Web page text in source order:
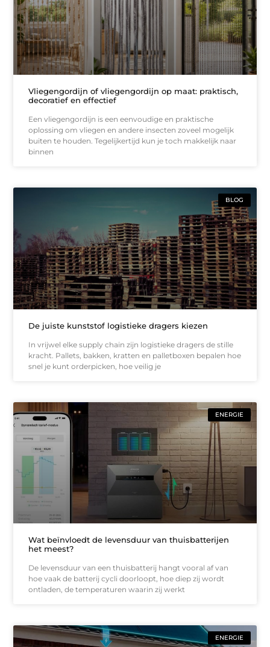
Vliegengordijn of vliegengordijn op maat: praktisch,
decoratief en effectief
Een vliegengordijn is een eenvoudige en praktische
oplossing om vliegen en andere insecten zoveel mogelijk
buiten te houden. Tegelijkertijd kun je toch makkelijk naar
binnen
BLOG
De juiste kunststof logistieke dragers kiezen
In vrijwel elke supply chain zijn logistieke dragers de stille
kracht. Pallets, bakken, kratten en palletboxen bepalen hoe
snel je kunt orderpicken, hoe veilig je
ENERGIE
Wat beïnvloedt de levensduur van thuisbatterijen
het meest?
De levensduur van een thuisbatterij hangt vooral af van
hoe vaak de batterij cycli doorloopt, hoe diep zij wordt
ontladen, de temperaturen waarin zij werkt
ENERGIE